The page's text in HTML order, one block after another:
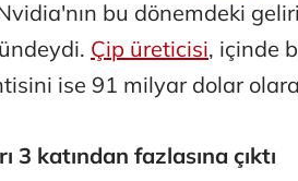
bu dönemdeki
Çip üreticisi, içinde
ise 91 milyar dolar
3 katından fazlasına çıktı